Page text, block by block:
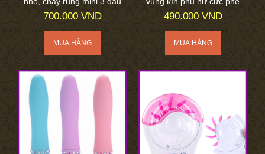
700.000 VND 490.000 VND